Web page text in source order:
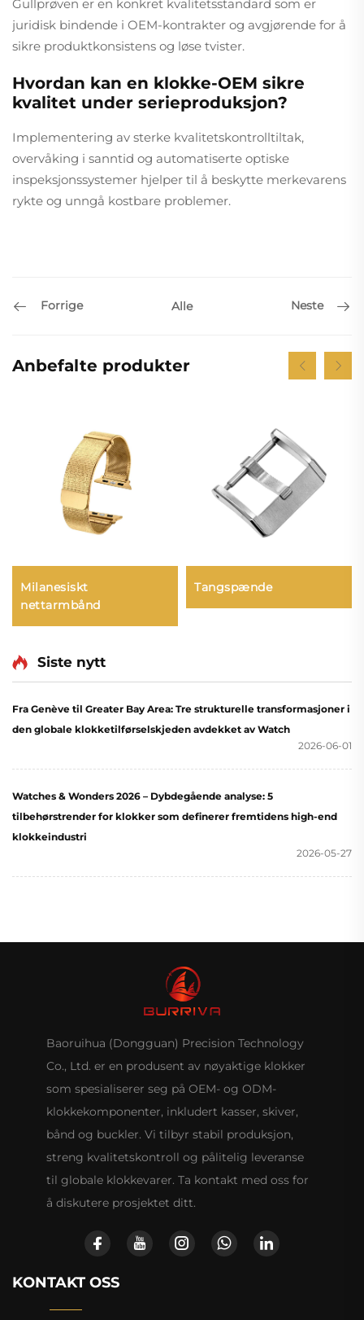
Gullprøven er en konkret kvalitetsstandard som er
juridisk bindende i OEM-kontrakter og avgjørende for å
sikre produktkonsistens og løse tvister.
Hvordan kan en klokke-OEM sikre
kvalitet under serieproduksjon?
Implementering av sterke kvalitetskontrolltiltak,
overvåking i sanntid og automatiserte optiske
inspeksjonssystemer hjelper til å beskytte merkevarens
rykte og unngå kostbare problemer.
Forrige Alle Neste
Anbefalte produkter
Milanesiskt
nettarmbånd
Tangspænde
Siste nytt
Fra Genève til Greater Bay Area: Tre strukturelle transformasjoner i
den globale klokketilførselskjeden avdekket av Watch
2026-06-01
Watches & Wonders 2026 – Dybdegående analyse: 5
tilbehørstrender for klokker som definerer fremtidens high-end
klokkeindustri
2026-05-27
Baoruihua (Dongguan) Precision Technology
Co., Ltd. er en produsent av nøyaktige klokker
som spesialiserer seg på OEM- og ODM-
klokkekomponenter, inkludert kasser, skiver,
bånd og buckler. Vi tilbyr stabil produksjon,
streng kvalitetskontroll og pålitelig leveranse
til globale klokkevarer. Ta kontakt med oss for
å diskutere prosjektet ditt.
KONTAKT OSS